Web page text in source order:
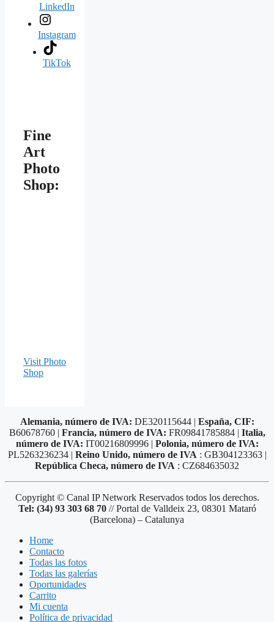
LinkedIn
Instagram
TikTok
Fine
Art
Photo
Shop:
Visit Photo
Shop
Alemania, número de IVA: DE320115644 | España, CIF:
B60678760 | Francia, número de IVA: FR09841785884 | Italia,
número de IVA: IT00216809996 | Polonia, número de IVA:
PL5263236234 | Reino Unido, número de IVA : GB304123363 |
República Checa, número de IVA : CZ684635032
Copyright © Canal IP Network Reservados todos los derechos.
Tel: (34) 93 303 68 70// Portal de Valldeix 23, 08301 Mataró
(Barcelona) – Catalunya
Home
Contacto
Todas las fotos
Todas las galerías
Oportunidades
Carrito
Mi cuenta
Política de privacidad